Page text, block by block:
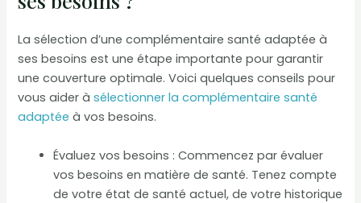
La sélection d’une complémentaire santé adaptée à
ses besoins est une étape importante pour garantir
une couverture optimale. Voici quelques conseils pour
vous aider àsélectionner la complémentaire santé
adaptée à vos besoins.
Évaluez vos besoins : Commencez par évaluer
vos besoins en matière de santé. Tenez compte
de votre état de santé actuel, de votre historique